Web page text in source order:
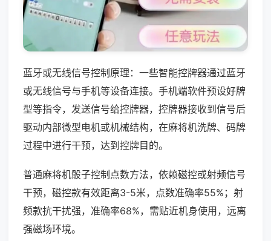
蓝牙或无线信号控制原理：一些智能控牌器通过蓝牙
或无线信号与手机等设备连接。手机端软件预设好牌
型等指令，发送信号给控牌器，控牌器接收到信号后
驱动内部微型电机或机械结构，在麻将机洗牌、码牌
过程中进行干预，达到控牌目的。
普通麻将机骰子控制点数方法，依赖磁控或射频信号
干预，磁控款有效距离3-5米，点数准确率55%；射
频款抗干扰强，准确率68%，需贴近机身使用，远离
强磁场环境。